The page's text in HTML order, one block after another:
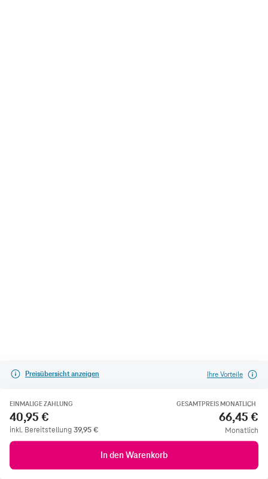
Preisübersicht anzeigen Ihre Vorteile
EINMALIGE ZAHLUNG
40,95 €
inkl. Bereitstellung39,95€
GESAMTPREIS MONATLICH
66,45 €
Monatlich
In den Warenkorb